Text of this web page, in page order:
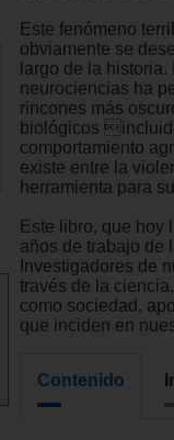
Este fenómeno
obviamente se
largo de la
neurociencias ha
rincones más
biológicos
comportamiento
existe entre la
herramienta para
Este libro, que hoy
años de trabajo de
Investigadores de
través de la
como sociedad,
que inciden en
Contenido